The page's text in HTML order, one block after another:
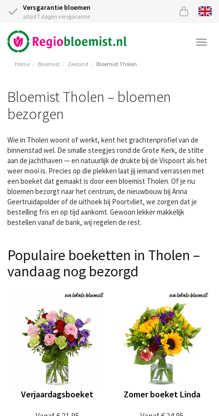
Versgarantie bloemen
altijd 7 dagen versgarantie
Home Bloemist Zeeland Bloemist Tholen
Bloemist Tholen – bloemen
bezorgen
Wie in Tholen woont of werkt, kent het grachtenprofiel van de
binnenstad wel. De smalle steegjes rond de Grote Kerk, de stilte
aan de jachthaven — en natuurlijk de drukte bij de Vispoort als het
weer mooi is. Precies op die plekken laat jij iemand verrassen met
een boeket dat gemaakt is door een bloemist Tholen. Of je nu
bloemen bezorgt naar het centrum, de nieuwbouw bij Anna
Geertruidapolder of de uithoek bij Poortvliet, we zorgen dat je
bestelling fris en op tijd aankomt. Gewoon lekker makkelijk
bestellen vanaf de bank, wij regelen de rest.
Populaire boeketten in Tholen –
vandaag nog bezorgd
Verjaardagsboeket Zomer boeket Linda